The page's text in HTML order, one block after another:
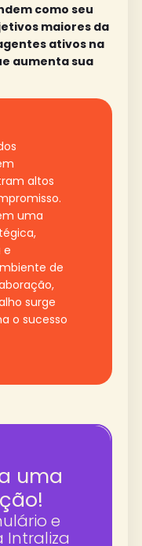
como seu
maiores da
ativos na
aumenta sua
altos
uma
e
de
surge
o sucesso
uma
e
Intraliza